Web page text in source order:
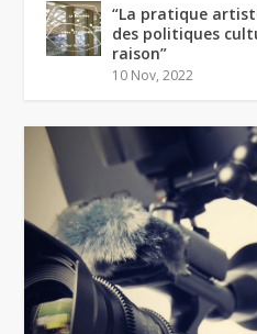
“La pratique
des politiques
raison”
10 Nov, 2022